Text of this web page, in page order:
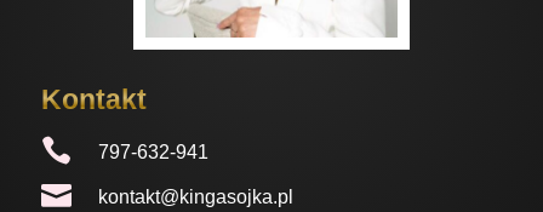
Kontakt
 797-632-941
 kontakt@kingasojka.pl